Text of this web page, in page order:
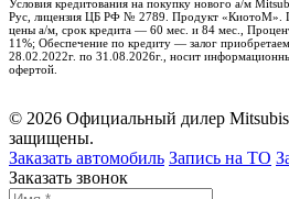
Условия кредитования на покупку нового а/м
Рус, лицензия ЦБ РФ № 2789. Продукт «КиотоМ».
цены а/м, срок кредита — 60 мес. и 84 мес.,
11%; Обеспечение по кредиту — залог
28.02.2022г. по 31.08.2026г., носит
офертой.
© 2026 Официальный дилер
защищены.
Заказать автомобиль Запись на ТО
Заказать звонок